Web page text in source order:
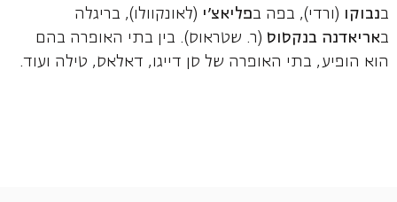
בנבוקו (ורדי), בפה בפליאצ'י (לאונקוולו), בריגלה
באריאדנה בנקסוס (ר. שטראוס). בין בתי האופרה בהם
הוא הופיע, בתי האופרה של סן דייגו, דאלאס, טילה ועוד.